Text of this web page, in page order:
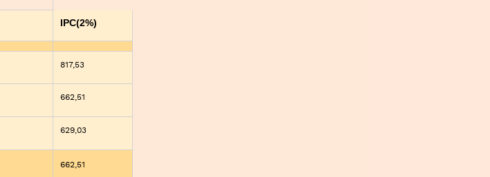
IPC(2%)
817,53
662,51
629,03
662,51